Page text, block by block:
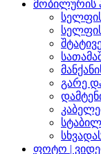
მობილურის
გარე
ფოტო |